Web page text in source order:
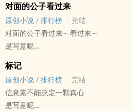
古代 - 小甜饼 - 治愈 - 宫廷侯爵
因缘邂逅
京城巷间闲谈：为何临安王一大把年纪
王府小道消息：你瞅瞅谁敢要他？
大聋子沈悟：收王爷，收孤寡王爷，收
对面的公子看过来
原创小说 / 排行榜
完结
对面的公子看过来～看过来～
是写意呢
HE - 古代 - 小甜饼 - 强弱
天作之合
《对面的公子看过来》
标记
原创小说 / 排行榜
完结
信息素不能决定一颗真心
是写意呢